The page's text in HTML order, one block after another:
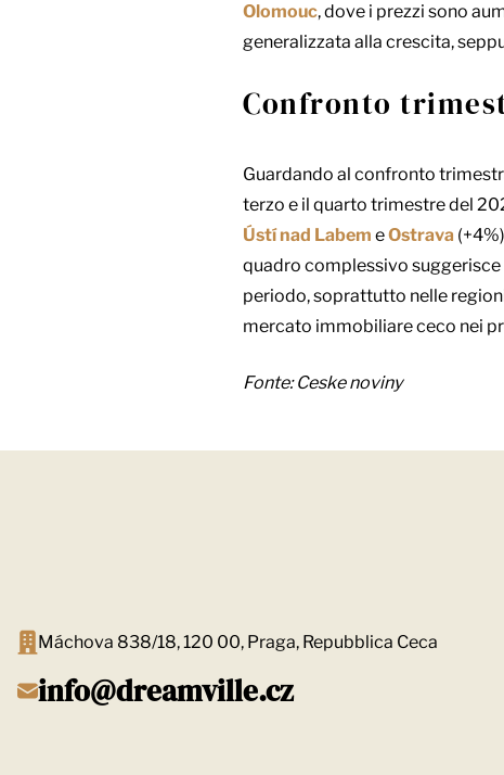
Olomouc, dove i prezzi sono
generalizzata alla crescita,
Confronto
Guardando al confronto
terzo e il quarto trimestre del
Ústí nad Labem eOstrava
quadro complessivo
periodo, soprattutto nelle
mercato immobiliare ceco nei
Fonte:Ceske noviny
Máchova 838/18, 120 00, Praga, Repubblica Ceca
info@dreamville.cz